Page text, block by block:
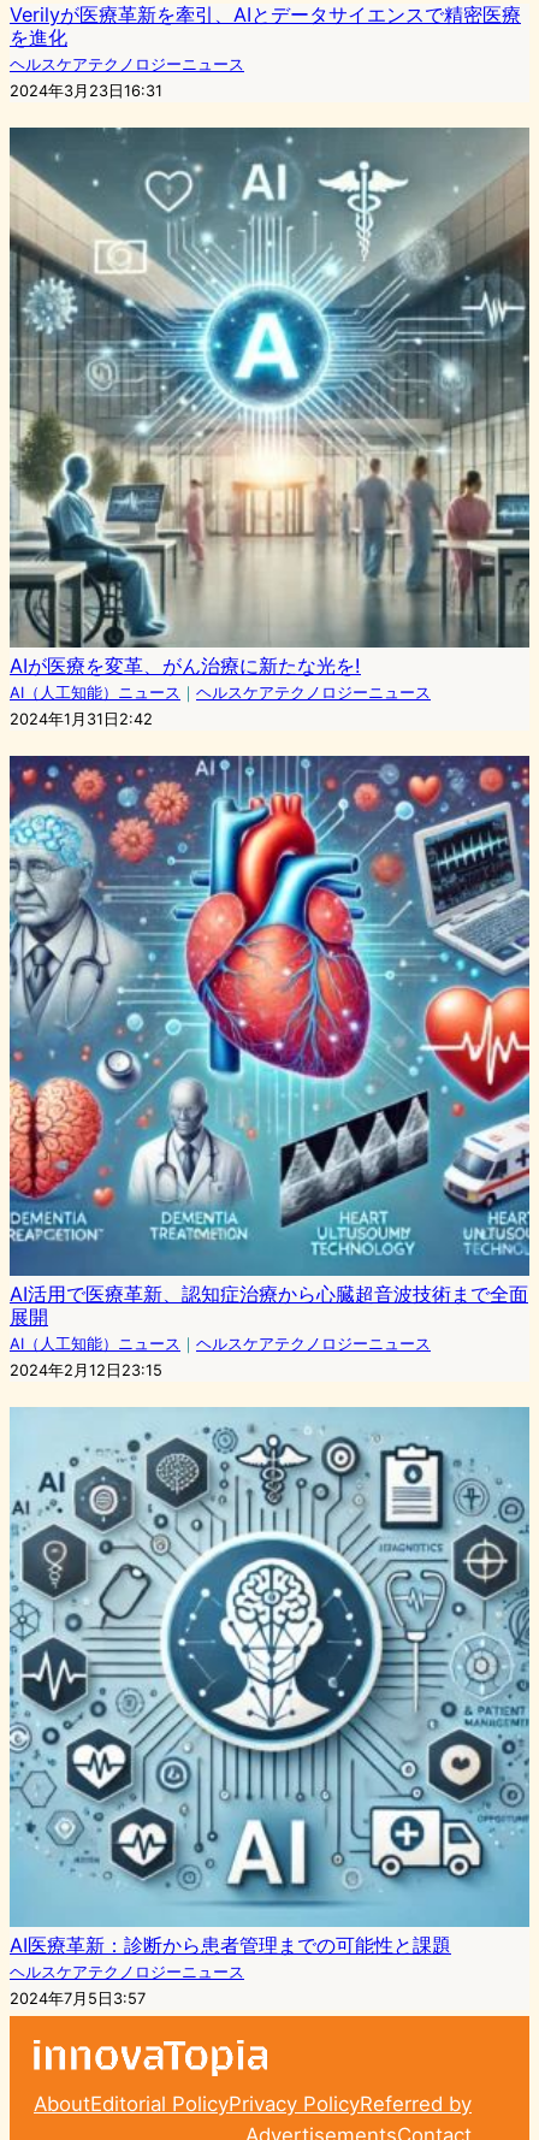
Verilyが医療革新を牽引、AIとデータサイエンスで精密医療
を進化
ヘルスケアテクノロジーニュース
2024年3月23日16:31
AIが医療を変革、がん治療に新たな光を!
AI（人工知能）ニュース ｜ ヘルスケアテクノロジーニュース
2024年1月31日2:42
AI活用で医療革新、認知症治療から心臓超音波技術まで全面
展開
AI（人工知能）ニュース ｜ ヘルスケアテクノロジーニュース
2024年2月12日23:15
AI医療革新：診断から患者管理までの可能性と課題
ヘルスケアテクノロジーニュース
2024年7月5日3:57
AboutEditorial PolicyPrivacy PolicyReferred by
AdvertisementsContact